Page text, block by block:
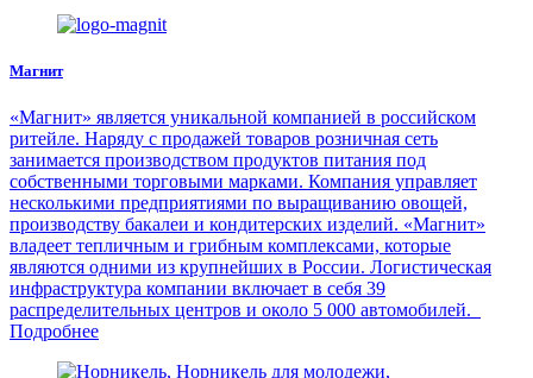
Магнит
«Магнит» является уникальной компанией в российском
ритейле. Наряду с продажей товаров розничная сеть
занимается производством продуктов питания под
собственными торговыми марками. Компания управляет
несколькими предприятиями по выращиванию овощей,
производству бакалеи и кондитерских изделий. «Магнит»
владеет тепличным и грибным комплексами, которые
являются одними из крупнейших в России. Логистическая
инфраструктура компании включает в себя 39
распределительных центров и около 5 000 автомобилей.
Подробнее